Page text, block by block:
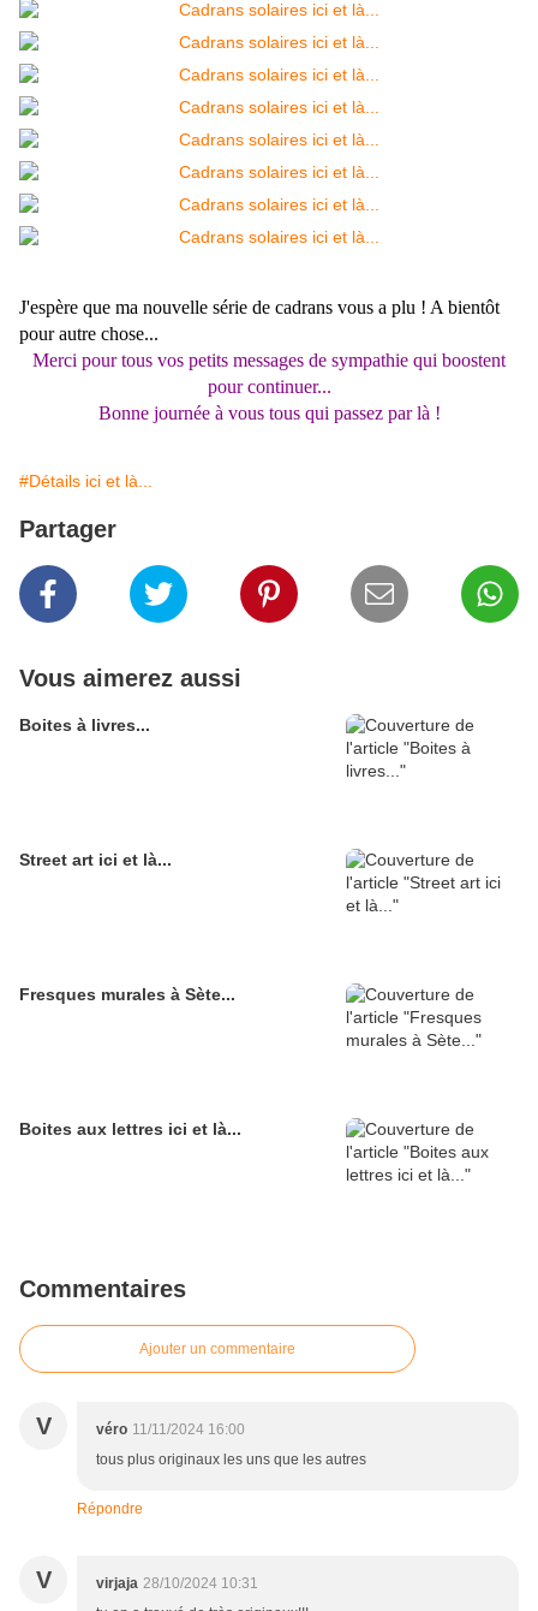
J'espère que ma nouvelle série de cadrans vous a plu ! A bientôt
pour autre chose...
Merci pour tous vos petits messages de sympathie qui boostent
pour continuer...
Bonne journée à vous tous qui passez par là !
#Détails ici et là...
Partager
Vous aimerez aussi
Boites à livres...
Street art ici et là...
Fresques murales à Sète...
Boites aux lettres ici et là...
Commentaires
Ajouter un commentaire
V véro 11/11/2024 16:00
tous plus originaux les uns que les autres
Répondre
V virjaja 28/10/2024 10:31